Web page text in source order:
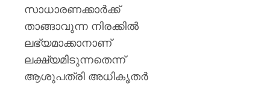
സാധാരണക്കാർക്ക്
താങ്ങാവുന്ന നിരക്കിൽ
ലഭ്യമാക്കാനാണ്
ലക്ഷ്യമിടുന്നതെന്ന്
ആശുപത്രി അധികൃതർ